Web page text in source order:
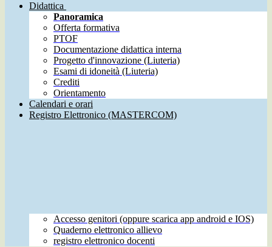
Didattica
Panoramica
Offerta formativa
PTOF
Documentazione didattica interna
Progetto d'innovazione (Liuteria)
Esami di idoneità (Liuteria)
Crediti
Orientamento
Calendari e orari
Registro Elettronico (MASTERCOM)
Accesso genitori (oppure scarica app android e IOS)
Quaderno elettronico allievo
registro elettronico docenti